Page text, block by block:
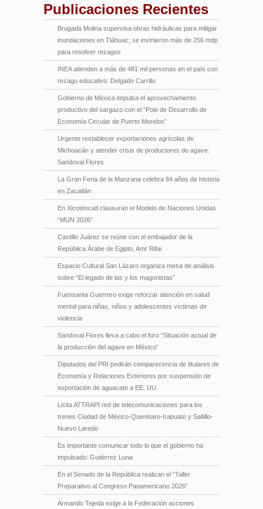
Publicaciones Recientes
Brugada Molina supervisa obras hidráulicas para mitigar
inundaciones en Tláhuac; se invirtieron más de 256 mdp
para resolver rezagos
INEA atienden a más de 481 mil personas en el país con
rezago educativo: Delgado Carrillo
Gobierno de México impulsa el aprovechamiento
productivo del sargazo con el “Polo de Desarrollo de
Economía Circular de Puerto Morelos”
Urgente restablecer exportaciones agrícolas de
Michoacán y atender crisis de productores de agave:
Sandoval Flores
La Gran Feria de la Manzana celebra 84 años de historia
en Zacatlán
En Xicoténcatl clausuran el Modelo de Naciones Unidas
“MUN 2026”
Castillo Juárez se reúne con el embajador de la
República Árabe de Egipto, Amr Rifai
Espacio Cultural San Lázaro organiza mesa de análisis
sobre “El legado de las y los magonistas”
Fuensanta Guerrero exige reforzar atención en salud
mental para niñas, niños y adolescentes víctimas de
violencia
Sandoval Flores lleva a cabo el foro “Situación actual de
la producción del agave en México”
Diputados del PRI pedirán comparecencia de titulares de
Economía y Relaciones Exteriores por suspensión de
exportación de aguacate a EE. UU.
Licita ATTRAPI red de telecomunicaciones para los
trenes Ciudad de México-Querétaro-Irapuato y Saltillo-
Nuevo Laredo
Es importante comunicar todo lo que el gobierno ha
impulsado: Gutiérrez Luna
En el Senado de la República realizan el “Taller
Preparativo al Congreso Panamericano 2026”
Armando Tejeda exige a la Federación acciones